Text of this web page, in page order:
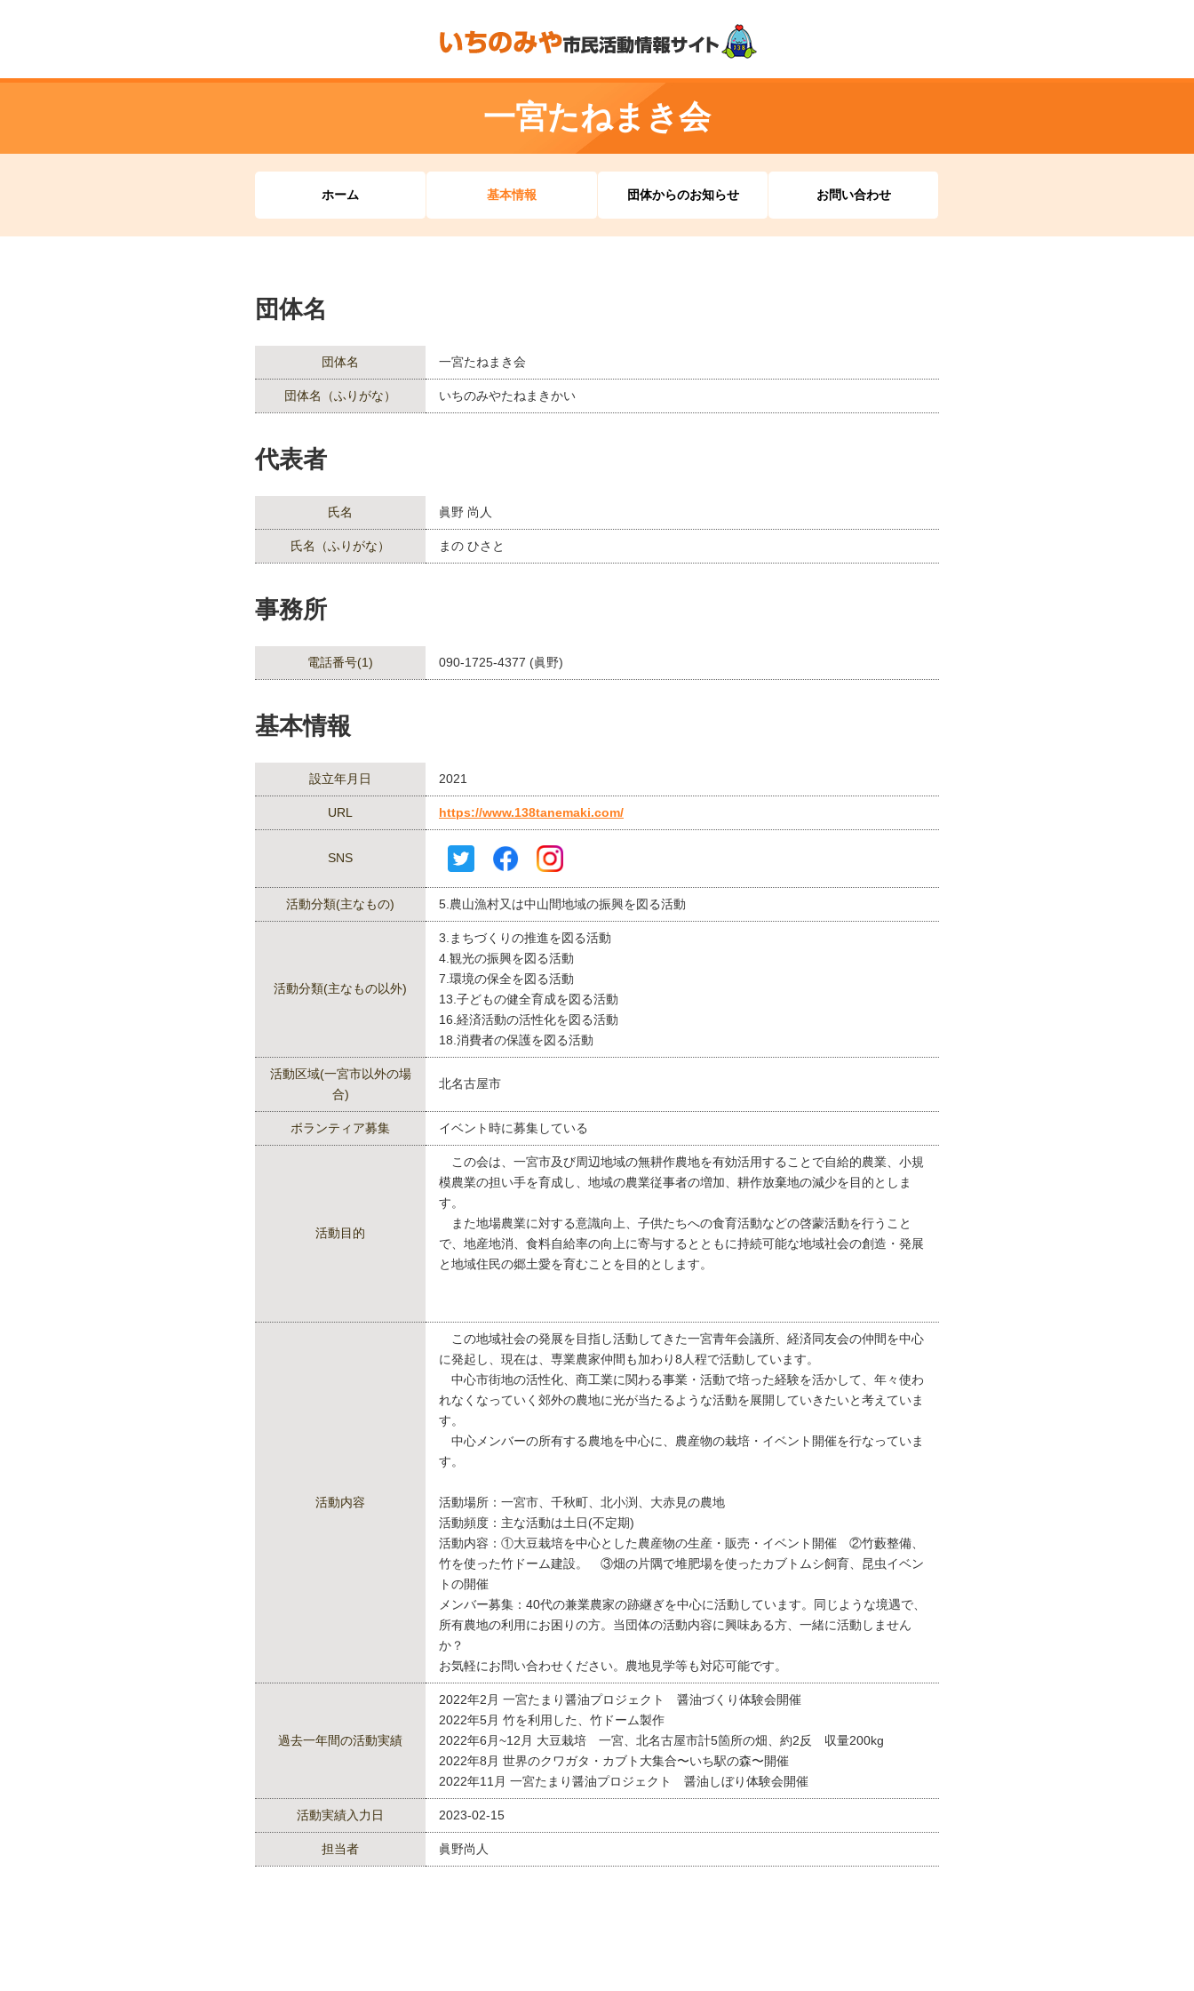
一宮たねまき会
ホーム 基本情報 団体からのお知らせ お問い合わせ
団体名
団体名 一宮たねまき会
団体名（ふりがな） いちのみやたねまきかい
代表者
氏名 眞野 尚人
氏名（ふりがな） まの ひさと
事務所
電話番号(1) 090-1725-4377 (眞野)
基本情報
設立年月日 2021
URL https://www.138tanemaki.com/
SNS
活動分類(主なもの) 5.農山漁村又は中山間地域の振興を図る活動
活動分類(主なもの以外)
3.まちづくりの推進を図る活動
4.観光の振興を図る活動
7.環境の保全を図る活動
13.子どもの健全育成を図る活動
16.経済活動の活性化を図る活動
18.消費者の保護を図る活動
活動区域(一宮市以外の場
合)
北名古屋市
ボランティア募集 イベント時に募集している
活動目的
この会は、一宮市及び周辺地域の無耕作農地を有効活用することで自給的農業、小規
模農業の担い手を育成し、地域の農業従事者の増加、耕作放棄地の減少を目的としま
す。
また地場農業に対する意識向上、子供たちへの食育活動などの啓蒙活動を行うこと
で、地産地消、食料自給率の向上に寄与するとともに持続可能な地域社会の創造・発展
と地域住民の郷土愛を育むことを目的とします。
活動内容
この地域社会の発展を目指し活動してきた一宮青年会議所、経済同友会の仲間を中心
に発起し、現在は、専業農家仲間も加わり8人程で活動しています。
中心市街地の活性化、商工業に関わる事業・活動で培った経験を活かして、年々使わ
れなくなっていく郊外の農地に光が当たるような活動を展開していきたいと考えていま
す。
中心メンバーの所有する農地を中心に、農産物の栽培・イベント開催を行なっていま
す。
活動場所：一宮市、千秋町、北小渕、大赤見の農地
活動頻度：主な活動は土日(不定期)
活動内容：①大豆栽培を中心とした農産物の生産・販売・イベント開催 ②竹藪整備、
竹を使った竹ドーム建設。 ③畑の片隅で堆肥場を使ったカブトムシ飼育、昆虫イベン
トの開催
メンバー募集：40代の兼業農家の跡継ぎを中心に活動しています。同じような境遇で、
所有農地の利用にお困りの方。当団体の活動内容に興味ある方、一緒に活動しません
か？
お気軽にお問い合わせください。農地見学等も対応可能です。
過去一年間の活動実績
2022年2月 一宮たまり醤油プロジェクト 醤油づくり体験会開催
2022年5月 竹を利用した、竹ドーム製作
2022年6月~12月 大豆栽培 一宮、北名古屋市計5箇所の畑、約2反 収量200kg
2022年8月 世界のクワガタ・カブト大集合〜いち駅の森〜開催
2022年11月 一宮たまり醤油プロジェクト 醤油しぼり体験会開催
活動実績入力日 2023-02-15
担当者 眞野尚人